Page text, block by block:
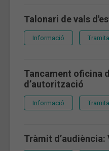
Talonari de vals
Informació
Tancament oficina
d’autorització
Informació
Tràmit